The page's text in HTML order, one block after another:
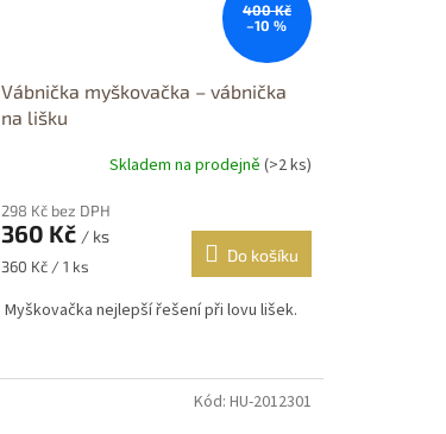
400 Kč
–10 %
Vábnička myškovačka – vábnička
na lišku
Skladem na prodejně (>2 ks)
298 Kč bez DPH
360 Kč / ks
Měrná
360 Kč / 1 ks
Do košíku
Myškovačka nejlepší řešení při lovu lišek.
Kód: HU-2012301